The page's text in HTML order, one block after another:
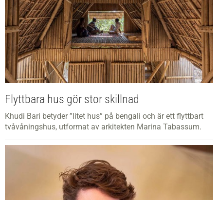
Flyttbara hus gör stor skillnad
Khudi Bari betyder ”litet hus” på bengali och är ett flyttbart
tvåvåningshus, utformat av arkitekten Marina Tabassum.